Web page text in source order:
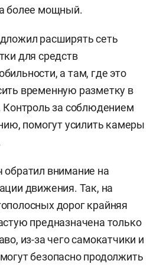
более мощный.
расширять сеть
для средств
а там, где это
временную разметку в
Контроль за соблюдением
помогут усилить камеры
обратил внимание на
движения. Так, на
дорог крайняя
предназначена только
из-за чего самокатчики и
безопасно продолжить